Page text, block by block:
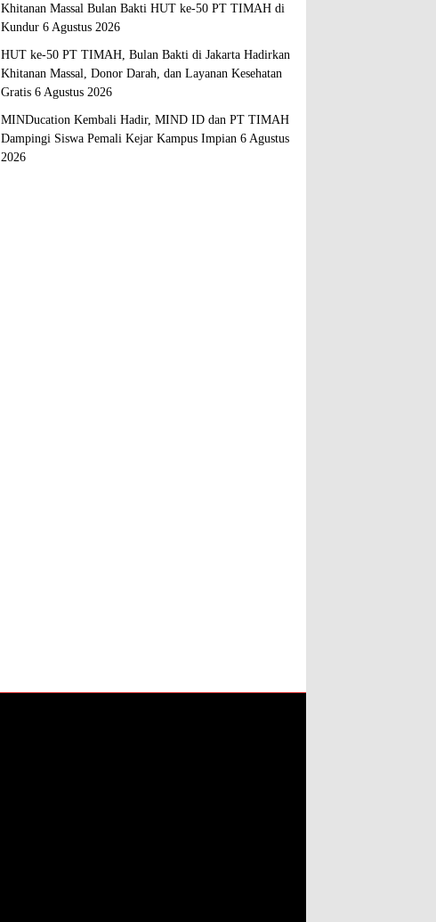
Khitanan Massal Bulan Bakti HUT ke-50 PT TIMAH di
Kundur 6 Agustus 2026
HUT ke-50 PT TIMAH, Bulan Bakti di Jakarta Hadirkan
Khitanan Massal, Donor Darah, dan Layanan Kesehatan
Gratis 6 Agustus 2026
MINDucation Kembali Hadir, MIND ID dan PT TIMAH
Dampingi Siswa Pemali Kejar Kampus Impian 6 Agustus
2026